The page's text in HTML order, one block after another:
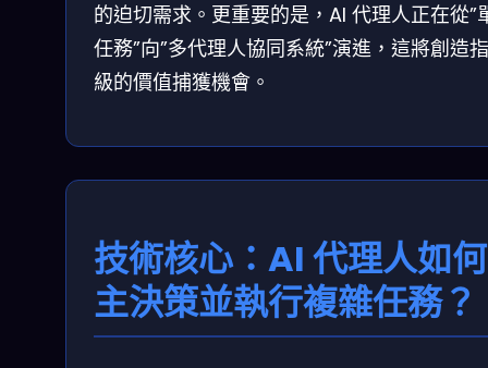
的迫切需求。更重要的是，AI 代理人正在從”
任務”向”多代理人協同系統”演進，這將創造
級的價值捕獲機會。
技術核心：AI 代理人如
主決策並執行複雜任務？